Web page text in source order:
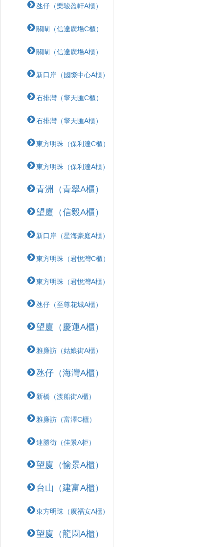
氹仔（樂駿盈軒A櫃）
關閘（信達廣場C櫃）
關閘（信達廣場A櫃）
新口岸（國際中心A櫃）
石排灣（擎天匯C櫃）
石排灣（擎天匯A櫃）
東方明珠（保利達C櫃）
東方明珠（保利達A櫃）
青洲（青翠A櫃）
望廈（信毅A櫃）
新口岸（星海豪庭A櫃）
東方明珠（君悅灣C櫃）
東方明珠（君悅灣A櫃）
氹仔（至尊花城A櫃）
望廈（慶運A櫃）
雅廉訪（姑娘街A櫃）
氹仔（海灣A櫃）
新橋（渡船街A櫃）
雅廉訪（富澤C櫃）
連勝街（佳景A柜）
望廈（愉景A櫃）
台山（建富A櫃）
東方明珠（廣福安A櫃）
望廈（龍園A櫃）